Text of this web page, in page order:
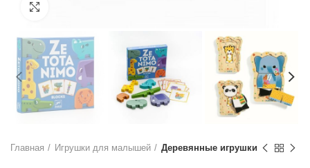
Главная Игрушки для малышей Деревянные игрушки